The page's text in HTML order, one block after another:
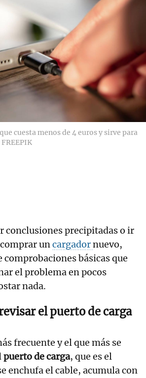
cuesta menos de 4 euros y sirve para
FREEPIK
conclusiones precipitadas o ir
uncargadornuevo,
comprobaciones básicas que
el problema en pocos
nada.
el puerto de carga
frecuente y el que más se
puerto de carga, que es el
enchufa el cable, acumula con